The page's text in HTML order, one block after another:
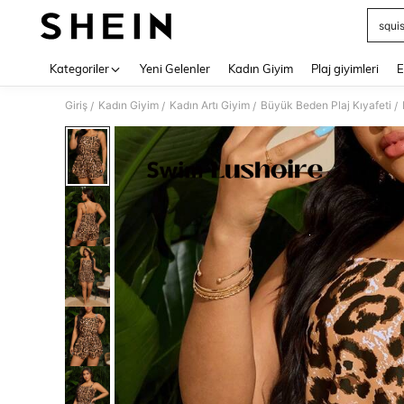
Kategoriler Yeni Gelenler Kadın Giyim Plaj giyimleri
Giriş / Kadın Giyim / Kadın Artı Giyim / Büyük Beden Plaj Kıyafeti /